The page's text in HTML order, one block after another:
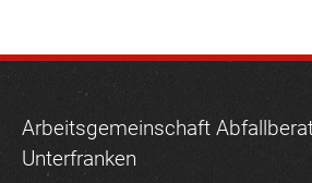
Arbeitsgemeinschaft
Unterfranken